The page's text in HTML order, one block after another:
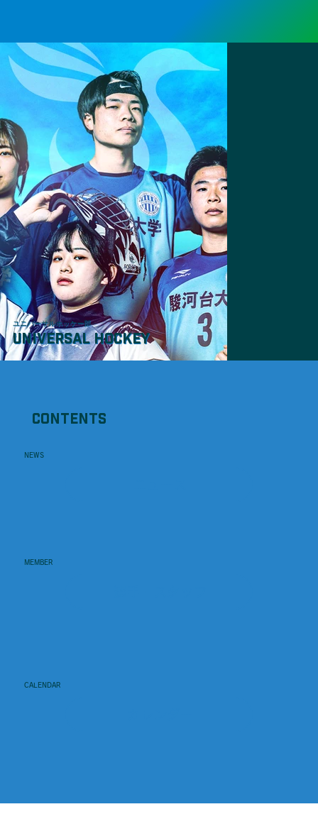
ユニバーサルホッケー部
UNIVERSAL HOCKEY
CONTENTS
NEWS
CALENDAR
MEMBER